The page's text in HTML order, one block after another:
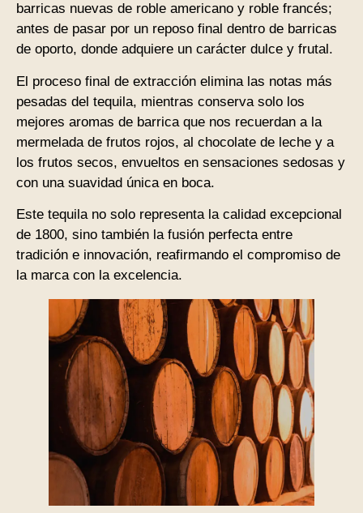
barricas nuevas de roble americano y roble francés;
antes de pasar por un reposo final dentro de barricas
de oporto, donde adquiere un carácter dulce y frutal.
El proceso final de extracción elimina las notas más
pesadas del tequila, mientras conserva solo los
mejores aromas de barrica que nos recuerdan a la
mermelada de frutos rojos, al chocolate de leche y a
los frutos secos, envueltos en sensaciones sedosas y
con una suavidad única en boca.
Este tequila no solo representa la calidad excepcional
de 1800, sino también la fusión perfecta entre
tradición e innovación, reafirmando el compromiso de
la marca con la excelencia.